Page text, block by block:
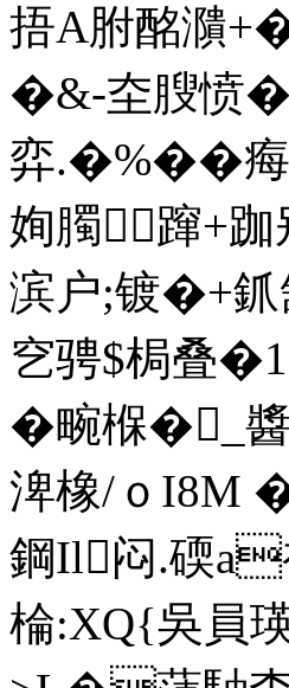
捂A胕酩濻
�&-圶膄愤
弈.�%�� 痗
姰臅㏒蹿+
滨户;镀�+
穵骋$梮叠�1
�畹椺
渒橡/ｏI8M
鋼Il闷.碝a
棆:XQ{吳員